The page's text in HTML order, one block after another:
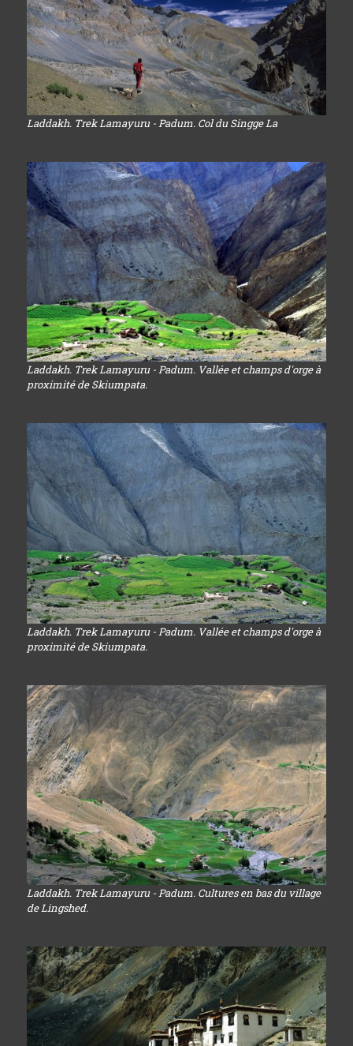
Laddakh. Trek Lamayuru - Padum. Col du Singge La
Laddakh. Trek Lamayuru - Padum. Vallée et champs d'orge à
proximité de Skiumpata.
Laddakh. Trek Lamayuru - Padum. Vallée et champs d'orge à
proximité de Skiumpata.
Laddakh. Trek Lamayuru - Padum. Cultures en bas du village
de Lingshed.